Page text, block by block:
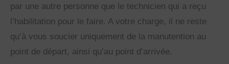
par une autre personne que le technicien qui a reçu
l’habilitation pour le faire. A votre charge, il ne reste
qu’à vous soucier uniquement de la manutention au
point de départ, ainsi qu’au point d’arrivée.